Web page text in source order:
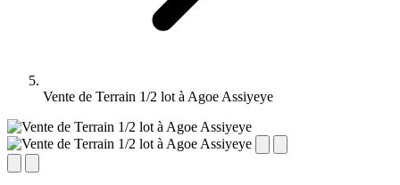
Vente de Terrain 1/2 lot à Agoe Assiyeye